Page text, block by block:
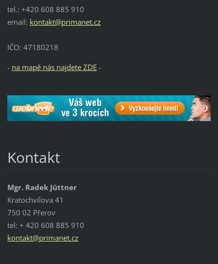
tel.: +420 608 885 910
email: kontakt@primanet.cz
IČO: 47180218
- na mapě nás najdete ZDE-
Kontakt
Mgr. Radek Jüttner
Kratochvílova 41
750 02 Přerov
tel: + 420 608 885 910
kontakt@primanet.cz